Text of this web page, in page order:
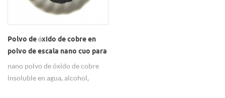
Polvo de óxido de cobre en
polvo de escala nano cuo para
catalizador
nano polvo de óxido de cobre
insoluble en agua, alcohol,